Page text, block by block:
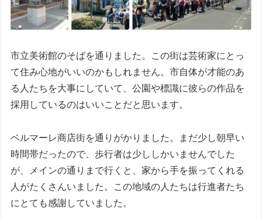
市立美術館のそばを通りました。この街は芸術家にとっ
て住み心地がいいのかもしれません。市自体が才能のあ
る人たちを大事にしていて、公園や標識に彼らの作品を
採用しているのはいいことだと思います。
ベルマーレ商店街を通りがかりました。まだ少し朝早い
時間帯だったので、歩行者は少ししかいませんでした
が、メインの通りまで行くと、家から手を振ってくれる
人がたくさんいました。この地域の人たちは行進者たち
にとても感謝していました。